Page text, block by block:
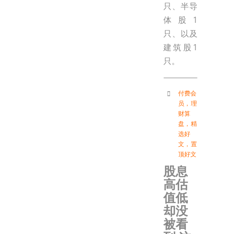
只、半导
体股1
只、以及
建筑股1
只。
付费会
员 ， 理
财算
盘 ， 精
选好
文 ， 置
顶好文
股息
高估
值低
却没
被看